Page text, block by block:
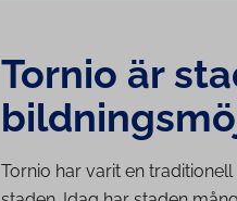
Tornio är
Tornio har varit en